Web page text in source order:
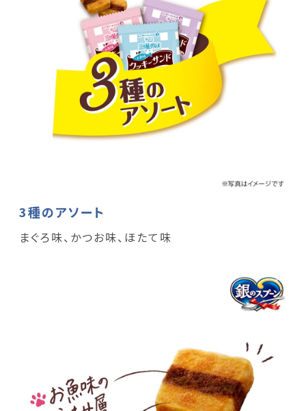
3種のアソート
まぐろ味、かつお味、ほたて味